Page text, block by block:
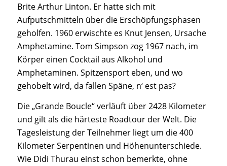
Brite Arthur Linton. Er hatte sich mit
Aufputschmitteln über die Erschöpfungsphasen
geholfen. 1960 erwischte es Knut Jensen, Ursache
Amphetamine. Tom Simpson zog 1967 nach, im
Körper einen Cocktail aus Alkohol und
Amphetaminen. Spitzensport eben, und wo
gehobelt wird, da fallen Späne, n‘ est pas?
Die „Grande Boucle“ verläuft über 2428 Kilometer
und gilt als die härteste Roadtour der Welt. Die
Tagesleistung der Teilnehmer liegt um die 400
Kilometer Serpentinen und Höhenunterschiede.
Wie Didi Thurau einst schon bemerkte, ohne